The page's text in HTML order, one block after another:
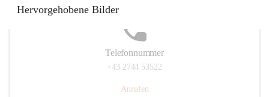
Hervorgehobene Bilder
Telefonnummer
+43 2744 53522
Anrufen